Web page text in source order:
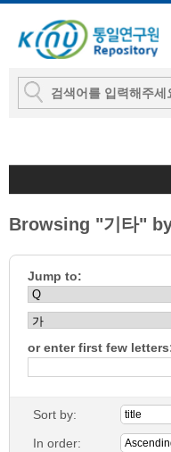
Browsing "기타"
Jump to:
or enter first few
Sort by:
In order: